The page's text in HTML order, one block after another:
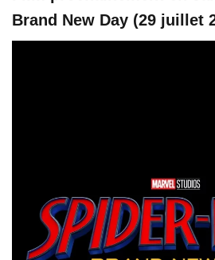
Brand New Day (29 juillet